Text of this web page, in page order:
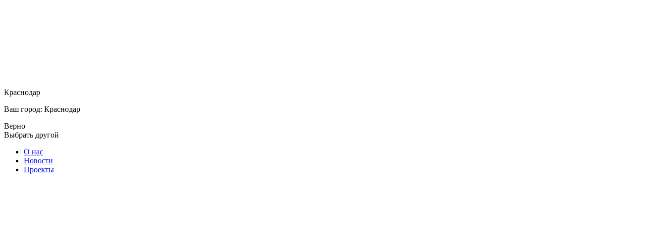
Краснодар
Ваш город: Краснодар
Верно
Выбрать другой
О нас
Новости
Проекты